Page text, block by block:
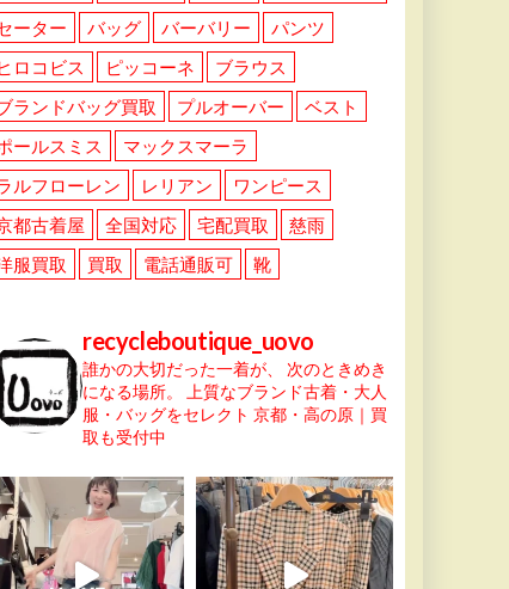
ーター
バッグ バーバリー
パンツ
ヒロコビス
ピッコーネ
ブラウス
ランドバッグ買取
プルオーバー
ベスト
ールスミス
マックスマーラ
ルフローレン
レリアン
ワンピース
都古着屋
全国対応 宅配買取
慈雨
服買取
買取 電話通販可 靴
recycleboutique_uovo
誰かの大切だった一着が、
次のときめき
になる場所。
上質なブランド古着・大人
服・バッグをセレクト 京都・高の原｜買
取も受付中